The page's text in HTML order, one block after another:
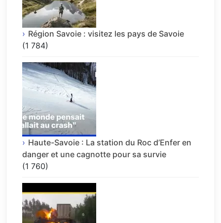
Région Savoie : visitez les pays de Savoie
(1 784)
Haute-Savoie : La station du Roc d’Enfer en
danger et une cagnotte pour sa survie
(1 760)